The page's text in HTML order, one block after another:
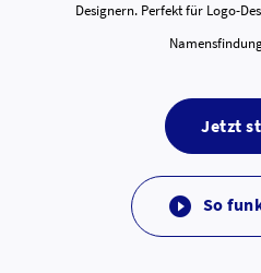
Designern. Perfekt für Logo-
Jetzt
 So